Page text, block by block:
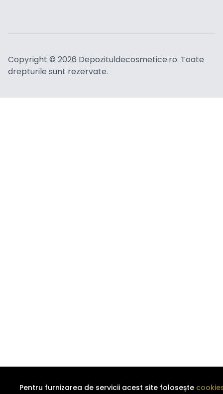
Copyright © 2026 Depozituldecosmetice.ro. Toate
drepturile sunt rezervate.
Pentru furnizarea de servicii acest site folosește